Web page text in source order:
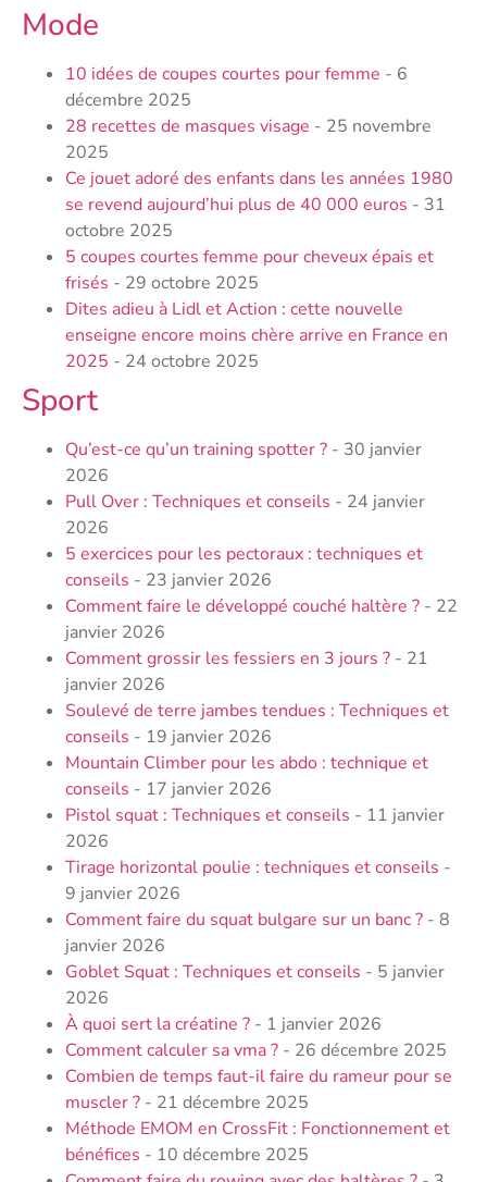
Mode
10 idées de coupes courtes pour femme - 6
décembre 2025
28 recettes de masques visage - 25 novembre
2025
Ce jouet adoré des enfants dans les années 1980
se revend aujourd’hui plus de 40 000 euros - 31
octobre 2025
5 coupes courtes femme pour cheveux épais et
frisés - 29 octobre 2025
Dites adieu à Lidl et Action : cette nouvelle
enseigne encore moins chère arrive en France en
2025 - 24 octobre 2025
Sport
Qu’est-ce qu’un training spotter ? - 30 janvier
2026
Pull Over : Techniques et conseils - 24 janvier
2026
5 exercices pour les pectoraux : techniques et
conseils - 23 janvier 2026
Comment faire le développé couché haltère ? - 22
janvier 2026
Comment grossir les fessiers en 3 jours ? - 21
janvier 2026
Soulevé de terre jambes tendues : Techniques et
conseils - 19 janvier 2026
Mountain Climber pour les abdo : technique et
conseils - 17 janvier 2026
Pistol squat : Techniques et conseils - 11 janvier
2026
Tirage horizontal poulie : techniques et conseils -
9 janvier 2026
Comment faire du squat bulgare sur un banc ? - 8
janvier 2026
Goblet Squat : Techniques et conseils - 5 janvier
2026
À quoi sert la créatine ? - 1 janvier 2026
Comment calculer sa vma ? - 26 décembre 2025
Combien de temps faut-il faire du rameur pour se
muscler ? - 21 décembre 2025
Méthode EMOM en CrossFit : Fonctionnement et
bénéfices - 10 décembre 2025